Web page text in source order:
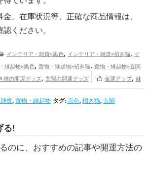
金、在庫状況等、正確な商品情報は、
ください。
インテリア・雑貨×黒色, インテリア・雑貨×招き猫, イ
縁起物×黒色, 置物・縁起物×招き猫, 置物・縁起物×玄関
猫の開運グッズ, 玄関の開運グッズ 金運アップ, 健
アップ,総合運・全体運アップ
貨,置物・縁起物 タグ:黒色,招き猫,玄関
る!
のに、おすすめの記事や開運方法の